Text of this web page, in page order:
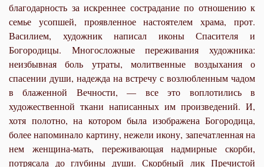
благодарность за искреннее сострадание по отношению к
семье усопшей, проявленное настоятелем храма, прот.
Василием, художник написал иконы Спасителя и
Богородицы. Многосложные переживания художника:
неизбывная боль утраты, молитвенные воздыхания о
спасении души, надежда на встречу с возлюбленным чадом
в блаженной Вечности, — все это воплотились в
художественной ткани написанных им произведений. И,
хотя полотно, на котором была изображена Богородица,
более напоминало картину, нежели икону, запечатленная на
нем женщина-мать, переживающая надмирные скорби,
потрясала до глубины души. Скорбный лик Пречистой